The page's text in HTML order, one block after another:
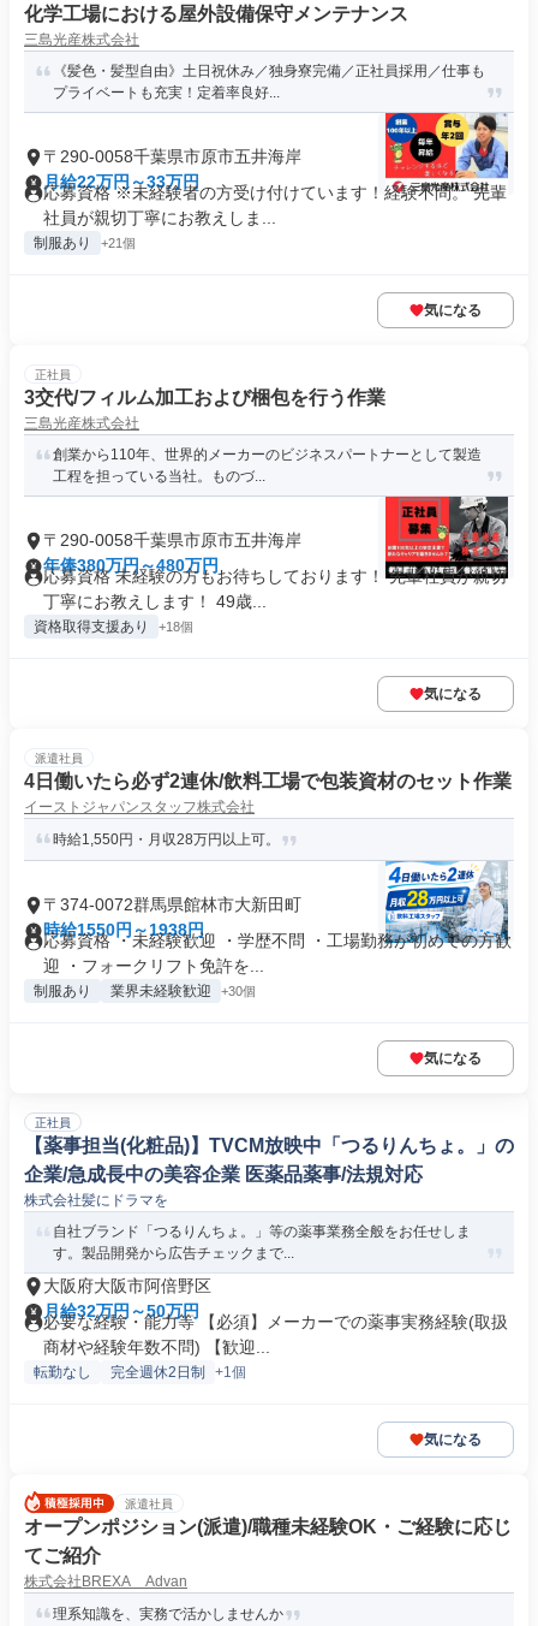
化学工場における屋外設備保守メンテナンス
三島光産株式会社
《髪色・髪型自由》土日祝休み／独身寮完備／正社員採用／仕事も
プライベートも充実！定着率良好...
〒290-0058千葉県市原市五井海岸
月給22万円～33万円
応募資格 ※未経験者の方受け付けています！経験不問。 先輩
社員が親切丁寧にお教えしま...
制服あり +21個
気になる
正社員
3交代/フィルム加工および梱包を行う作業
三島光産株式会社
創業から110年、世界的メーカーのビジネスパートナーとして製造
工程を担っている当社。ものづ...
〒290-0058千葉県市原市五井海岸
年俸380万円～480万円
応募資格 未経験の方もお待ちしております！ 先輩社員が親切
丁寧にお教えします！ 49歳...
資格取得支援あり +18個
気になる
派遣社員
4日働いたら必ず2連休/飲料工場で包装資材のセット作業
イーストジャパンスタッフ株式会社
時給1,550円・月収28万円以上可。
〒374-0072群馬県館林市大新田町
時給1550円～1938円
応募資格 ・未経験歓迎 ・学歴不問 ・工場勤務が初めての方歓
迎 ・フォークリフト免許を...
制服あり 業界未経験歓迎 +30個
気になる
正社員
【薬事担当(化粧品)】TVCM放映中「つるりんちょ。」の
企業/急成長中の美容企業 医薬品薬事/法規対応
株式会社髪にドラマを
自社ブランド「つるりんちょ。」等の薬事業務全般をお任せしま
す。製品開発から広告チェックまで...
大阪府大阪市阿倍野区
月給32万円～50万円
必要な経験・能力等 【必須】メーカーでの薬事実務経験(取扱
商材や経験年数不問) 【歓迎...
転勤なし 完全週休2日制 +1個
気になる
派遣社員
オープンポジション(派遣)/職種未経験OK・ご経験に応じ
てご紹介
株式会社BREXA Advan
理系知識を、実務で活かしませんか